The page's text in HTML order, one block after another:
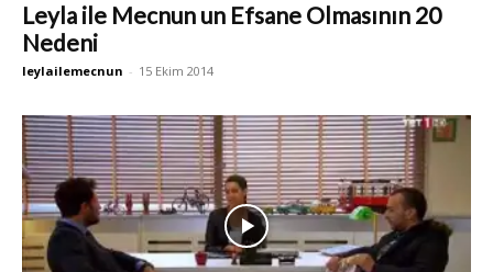
Leyla ile Mecnun un Efsane Olmasının 20
Nedeni
leylailemecnun - 15 Ekim 2014